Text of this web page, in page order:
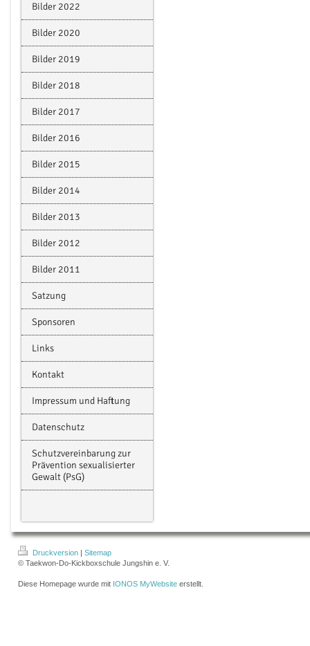
Bilder 2022
Bilder 2020
Bilder 2019
Bilder 2018
Bilder 2017
Bilder 2016
Bilder 2015
Bilder 2014
Bilder 2013
Bilder 2012
Bilder 2011
Satzung
Sponsoren
Links
Kontakt
Impressum und Haftung
Datenschutz
Schutzvereinbarung zur
Prävention sexualisierter
Gewalt (PsG)
Druckversion | Sitemap
© Taekwon-Do-Kickboxschule Jungshin e. V.
Diese Homepage wurde mit IONOS MyWebsite erstellt.